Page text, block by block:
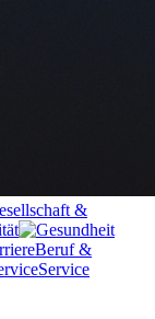
&
Beruf &
Service